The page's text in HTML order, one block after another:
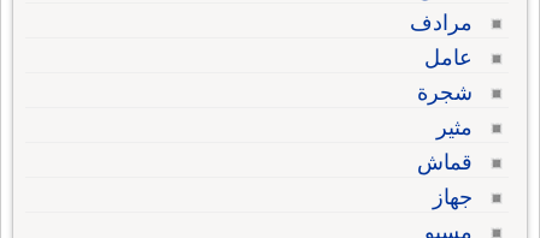
مرادف
عامل
شجرة
مثير
قماش
جهاز
مسيو